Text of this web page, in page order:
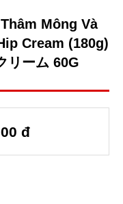
Mông Và
Cream (180g)
リーム 60G
đ